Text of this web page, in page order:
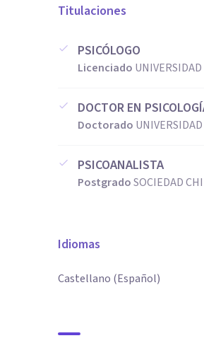
Titulaciones
PSICÓLOGO
Licenciado
DOCTOR EN
Doctorado
PSICOANALISTA
PostgradoSOCIEDAD
Idiomas
Castellano (Español)